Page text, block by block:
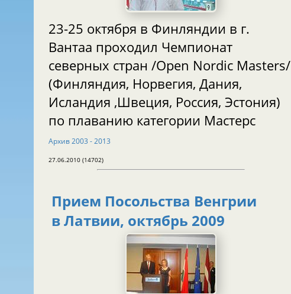
23-25 октября в Финляндии в г.
Вантаа проходил Чемпионат
северных стран /Open Nordic Masters/
(Финляндия, Норвегия, Дания,
Исландия ,Швеция, Россия, Эстония)
по плаванию категории Мастерс
Aрхив 2003 - 2013
27.06.2010 (14702)
Прием Посольства Венгрии
в Латвии, октябрь 2009